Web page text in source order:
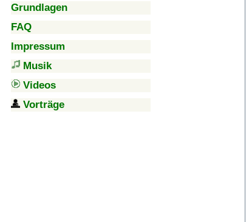
Grundlagen
FAQ
Impressum
Musik
Videos
Vorträge